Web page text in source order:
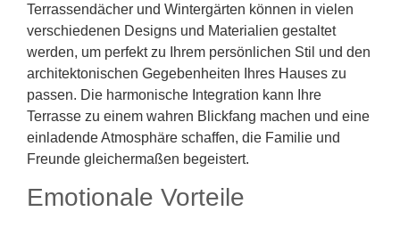
Terrassendächer und Wintergärten können in vielen
verschiedenen Designs und Materialien gestaltet
werden, um perfekt zu Ihrem persönlichen Stil und den
architektonischen Gegebenheiten Ihres Hauses zu
passen. Die harmonische Integration kann Ihre
Terrasse zu einem wahren Blickfang machen und eine
einladende Atmosphäre schaffen, die Familie und
Freunde gleichermaßen begeistert.
Emotionale Vorteile